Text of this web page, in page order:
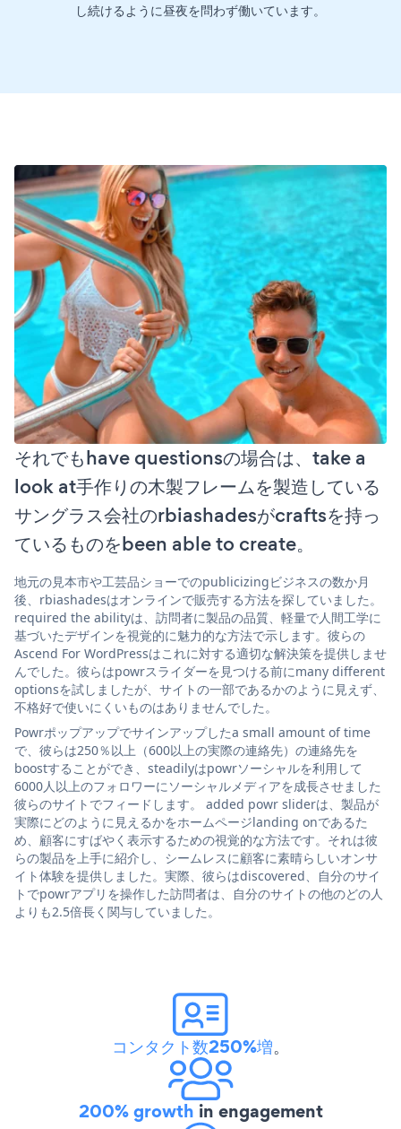
し続けるように昼夜を問わず働いています。
それでもhave questionsの場合は、take a
look at手作りの木製フレームを製造している
サングラス会社のrbiashadesがcraftsを持っ
ているものをbeen able to create。
地元の見本市や工芸品ショーでのpublicizingビジネスの数か月
後、rbiashadesはオンラインで販売する方法を探していました。
required the abilityは、訪問者に製品の品質、軽量で人間工学に
基づいたデザインを視覚的に魅力的な方法で示します。彼らの
Ascend For WordPressはこれに対する適切な解決策を提供しませ
んでした。彼らはpowrスライダーを見つける前にmany different
optionsを試しましたが、サイトの一部であるかのように見えず、
不格好で使いにくいものはありませんでした。
Powrポップアップでサインアップしたa small amount of time
で、彼らは250％以上（600以上の実際の連絡先）の連絡先を
boostすることができ、steadilyはpowrソーシャルを利用して
6000人以上のフォロワーにソーシャルメディアを成長させました
彼らのサイトでフィードします。 added powr sliderは、製品が
実際にどのように見えるかをホームページlanding onであるた
め、顧客にすばやく表示するための視覚的な方法です。それは彼
らの製品を上手に紹介し、シームレスに顧客に素晴らしいオンサ
イト体験を提供しました。実際、彼らはdiscovered、自分のサイ
トでpowrアプリを操作した訪問者は、自分のサイトの他のどの人
よりも2.5倍長く関与していました。
コンタクト数250%増。
200% growth in engagement